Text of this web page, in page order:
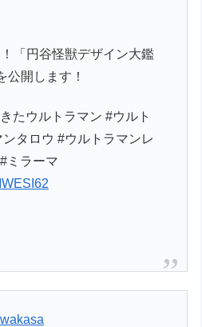
「円谷怪獣デザイン大鑑
公開します！
たウルトラマン #ウルト
タロウ #ウルトラマンレ
ミラーマ